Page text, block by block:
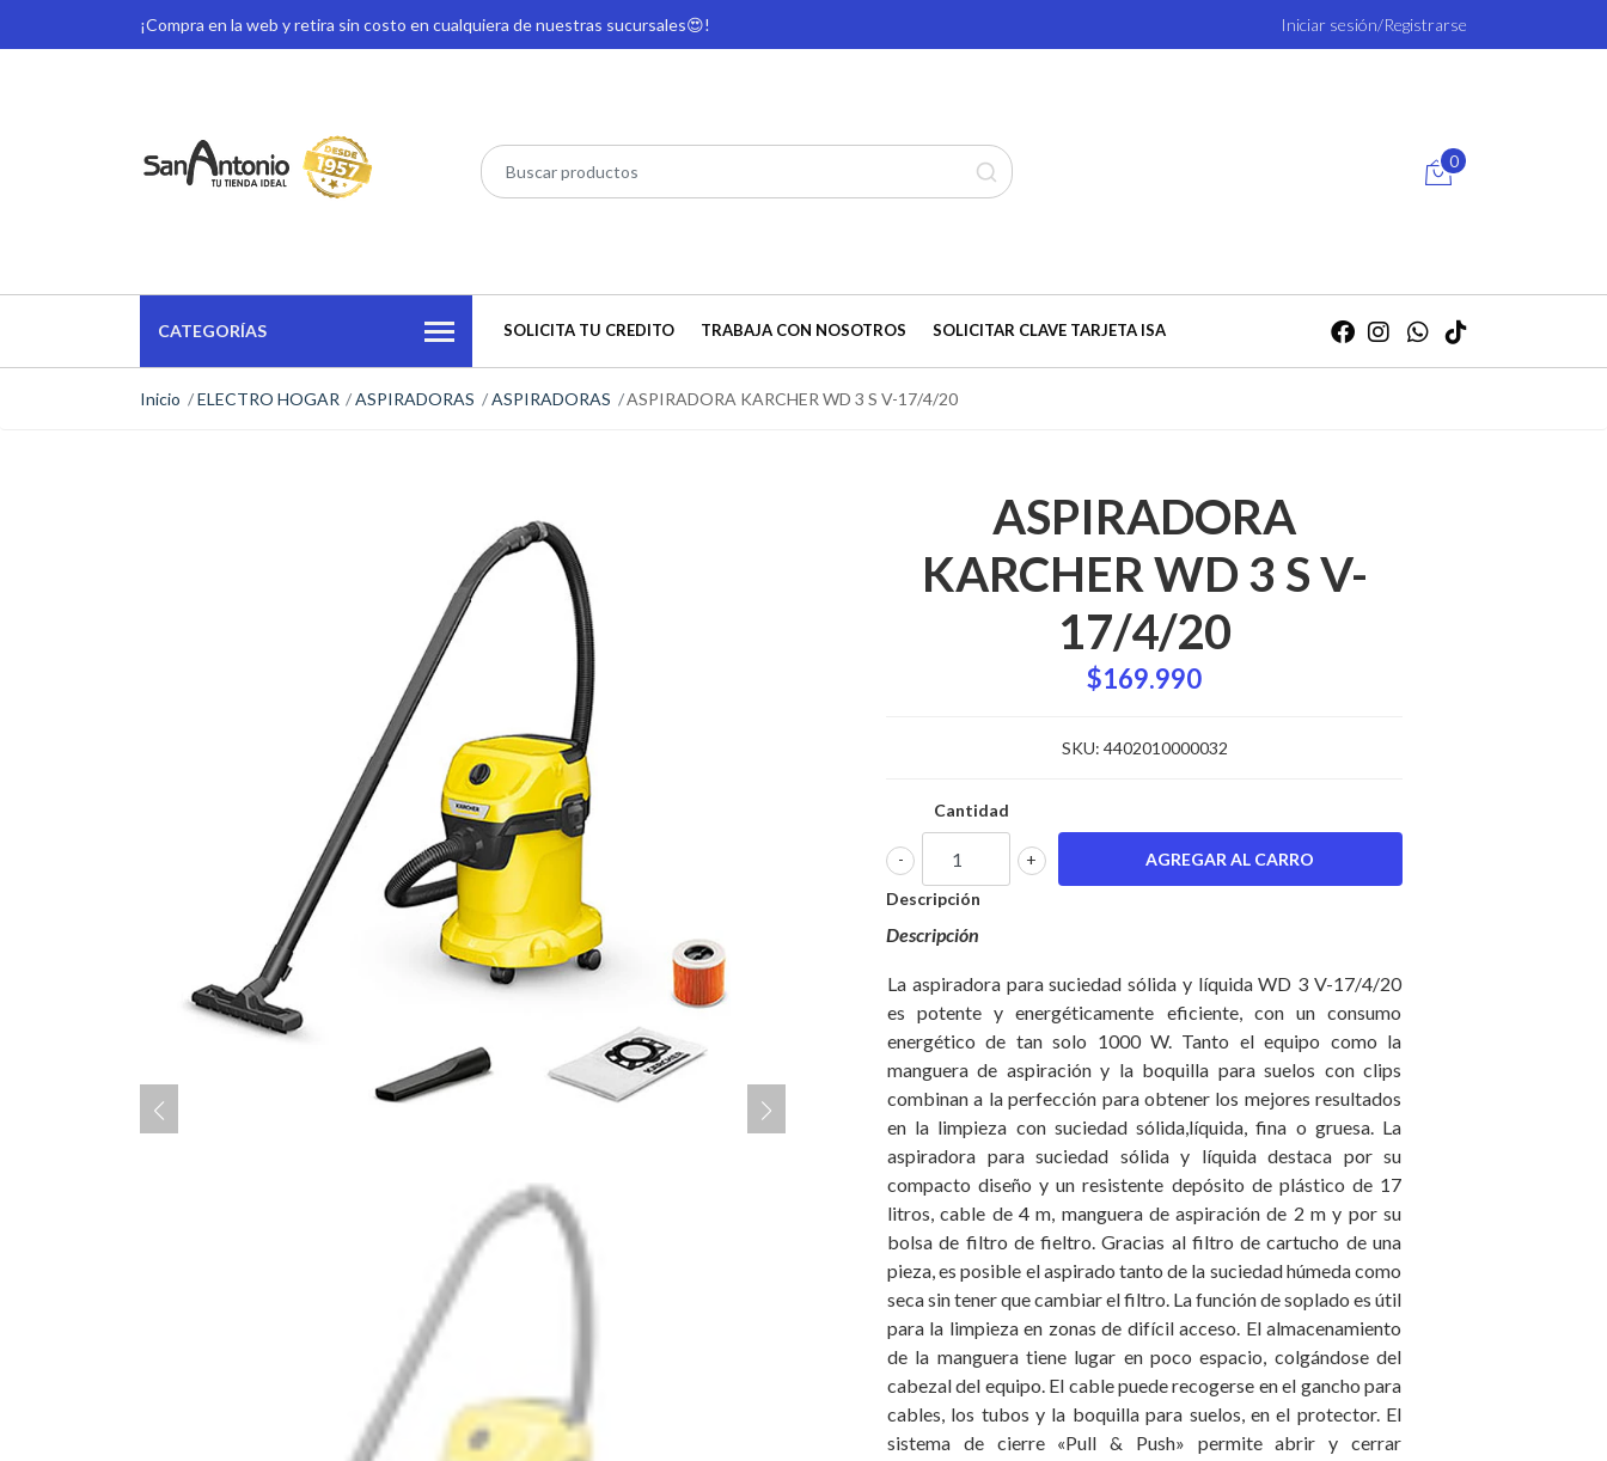
¡Compra en la web y retira sin costo en cualquiera de nuestras sucursales😍! Iniciar sesión/Registrarse
0
CATEGORÍAS SOLICITA TU CREDITO TRABAJA CON NOSOTROS SOLICITAR CLAVE TARJETA ISA
Inicio ELECTRO HOGAR ASPIRADORAS ASPIRADORAS ASPIRADORA KARCHER WD 3 S V-17/4/20
ASPIRADORA
KARCHER WD 3 S V-
17/4/20
$169.990
SKU: 4402010000032
Cantidad
+
-
Descripción
Descripción
La aspiradora para suciedad sólida y líquida WD 3 V-17/4/20
es potente y energéticamente eficiente, con un consumo
energético de tan solo 1000 W. Tanto el equipo como la
manguera de aspiración y la boquilla para suelos con clips
combinan a la perfección para obtener los mejores resultados
en la limpieza con suciedad sólida,líquida, fina o gruesa. La
aspiradora para suciedad sólida y líquida destaca por su
compacto diseño y un resistente depósito de plástico de 17
litros, cable de 4 m, manguera de aspiración de 2 m y por su
bolsa de filtro de fieltro. Gracias al filtro de cartucho de una
pieza, es posible el aspirado tanto de la suciedad húmeda como
seca sin tener que cambiar el filtro. La función de soplado es útil
para la limpieza en zonas de difícil acceso. El almacenamiento
de la manguera tiene lugar en poco espacio, colgándose del
cabezal del equipo. El cable puede recogerse en el gancho para
cables, los tubos y la boquilla para suelos, en el protector. El
sistema de cierre «Pull & Push» permite abrir y cerrar